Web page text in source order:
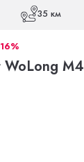
35 км
WoLong M4